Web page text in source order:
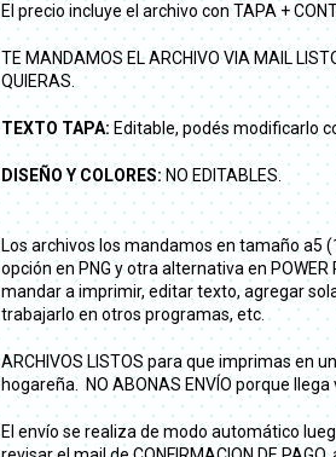
El precio incluye el archivo con TAPA +
TE MANDAMOS EL ARCHIVO VIA MAIL
QUIERAS.
TEXTO TAPA: Editable, podés modificarlo
DISEÑO Y COLORES:NO EDITABLES.
Los archivos los mandamos en tamaño a5
opción en PNG y otra alternativa en
mandar a imprimir, editar texto, agregar
trabajarlo en otros programas, etc.
ARCHIVOS LISTOS para que imprimas en
hogareña. NO ABONAS ENVÍO porque llega
El envío se realiza de modo automático